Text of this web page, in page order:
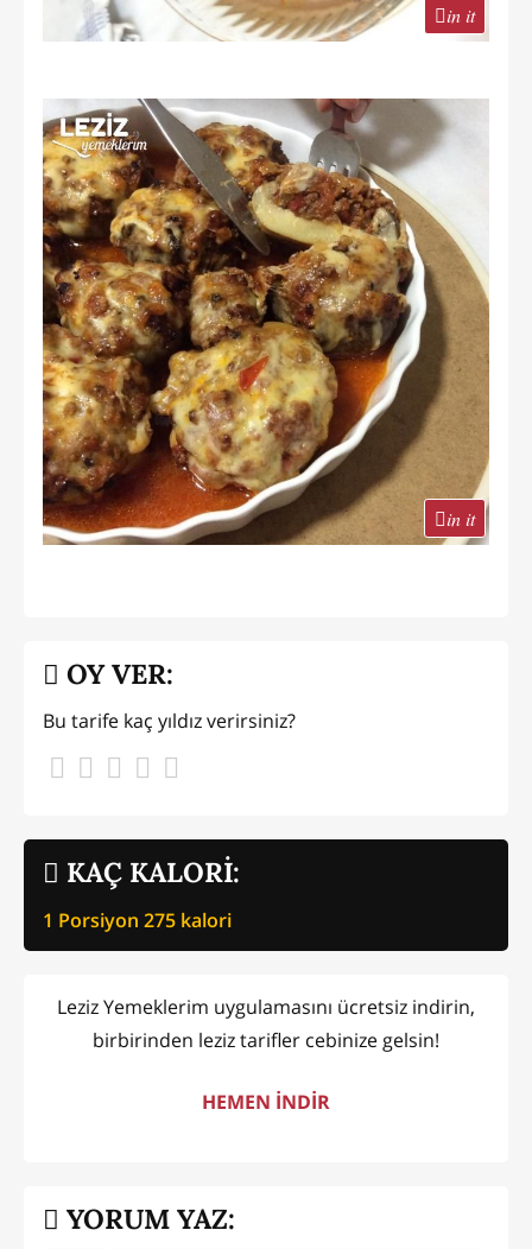
in it
in it
KAÇ KALORİ:
1 Porsiyon 275 kalori
OY VER:
Bu tarife kaç yıldız verirsiniz?
Leziz Yemeklerim uygulamasını ücretsiz indirin,
birbirinden leziz tarifler cebinize gelsin!
HEMEN İNDİR
YORUM YAZ: